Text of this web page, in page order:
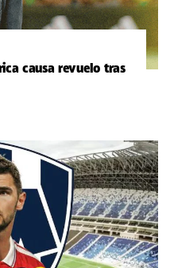
causa revuelo tras